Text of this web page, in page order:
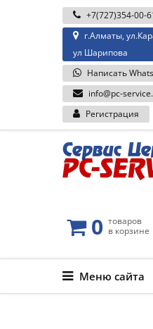
+7(727)354-00-
г.Алматы,
ул Шарипова
Написать
info@pc-
Регистрация
0 товаров
в корзине
Меню сайта